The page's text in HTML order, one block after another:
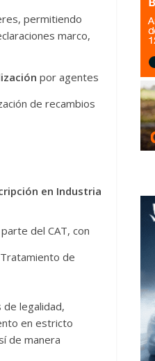
permitiendo
marco,
por agentes
de recambios
en Industria
del CAT, con
de
legalidad,
en estricto
de manera